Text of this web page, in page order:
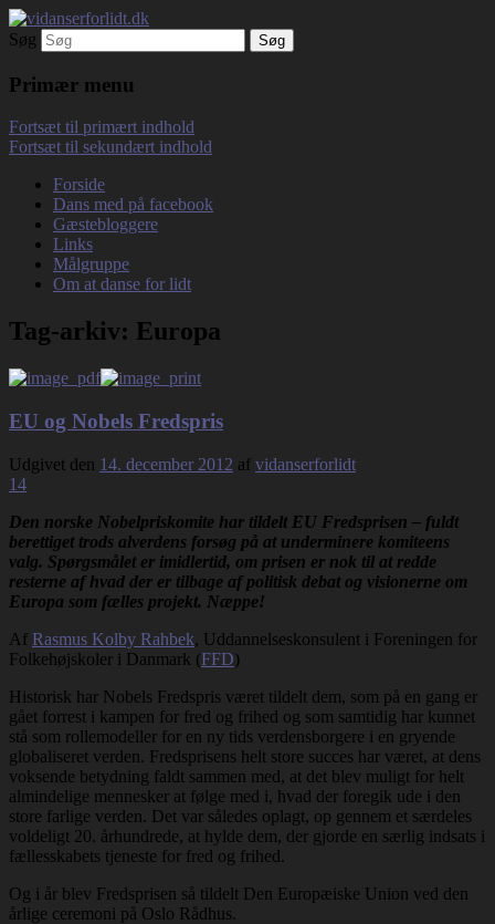
vidanserforlidt.dk
Debatterende tekster med filosofisk tilsnit
om hverdagens glæder og genvordigheder
Søg
Primær menu
Fortsæt til primært indhold
Fortsæt til sekundært indhold
Forside
Dans med på facebook
Gæstebloggere
Links
Målgruppe
Om at danse for lidt
Tag-arkiv: Europa
EU og Nobels Fredspris
Udgivet den 14. december 2012 af vidanserforlidt
14
Den norske Nobelpriskomite har tildelt EU Fredsprisen – fuldt
berettiget trods alverdens forsøg på at underminere komiteens
valg. Spørgsmålet er imidlertid, om prisen er nok til at redde
resterne af hvad der er tilbage af politisk debat og visionerne om
Europa som fælles projekt. Næppe!
Af Rasmus Kolby Rahbek, Uddannelseskonsulent i Foreningen for
Folkehøjskoler i Danmark (FFD)
Historisk har Nobels Fredspris været tildelt dem, som på en gang er
gået forrest i kampen for fred og frihed og som samtidig har kunnet
stå som rollemodeller for en ny tids verdensborgere i en gryende
globaliseret verden. Fredsprisens helt store succes har været, at dens
voksende betydning faldt sammen med, at det blev muligt for helt
almindelige mennesker at følge med i, hvad der foregik ude i den
store farlige verden. Det var således oplagt, op gennem et særdeles
voldeligt 20. århundrede, at hylde dem, der gjorde en særlig indsats i
fællesskabets tjeneste for fred og frihed.
Og i år blev Fredsprisen så tildelt Den Europæiske Union ved den
årlige ceremoni på Oslo Rådhus.